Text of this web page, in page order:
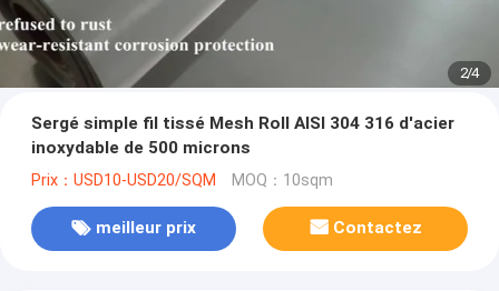
2/4
Sergé simple fil tissé Mesh Roll AISI 304 316 d'acier
inoxydable de 500 microns
Prix：USD10-USD20/SQM MOQ：10sqm
meilleur prix Contactez